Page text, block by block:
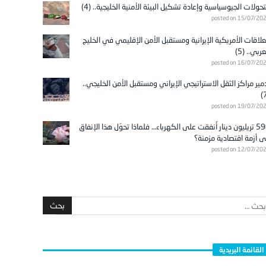
الجيوسياسية وإعادة تشكيل البيئة الأمنية الخليجية.. (4)
posted on 15/07/
الأمريكية الإيرانية ومستقبل الأمن الإقليمي في الخليج
(5)
posted on 16/07/
مراكز الثقل الاستراتيجي الإيراني ومستقبل الأمن الخليجي..
posted on 19/07/
596 تريليون دينار أُنفقت على الكهرباء… فلماذا تحوّل هذا الإنفاق
أزمة اقتصادية مزمنة؟
posted on 12/07/
القائمة البريدية